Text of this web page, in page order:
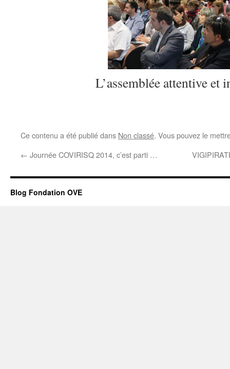
L’assemblée attentive et
Ce contenu a été publié dans Non classé. Vous pouvez le
← Journée COVIRISQ 2014, c’est parti …
Blog Fondation OVE